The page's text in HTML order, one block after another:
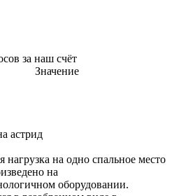
за наш счёт
Значение
астрид
нагрузка на одно спальное место
на
оборудовании.